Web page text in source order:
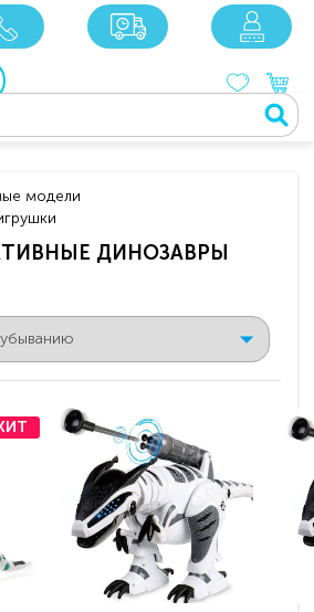
модели
ДИНОЗАВРЫ